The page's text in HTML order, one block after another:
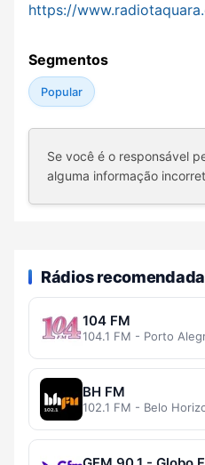
https://
Segmentos
Popular
Se você é o responsável
alguma informação
Rádios
104 FM
104.1 FM - Porto
BH FM
102.1 FM - Belo